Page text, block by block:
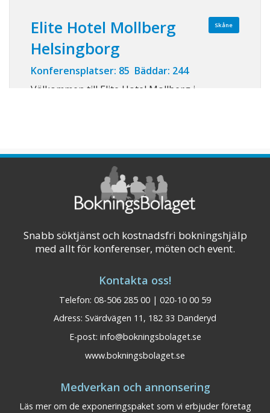
Skåne
Elite Hotel Mollberg
Helsingborg
Konferensplatser: 85 Bäddar: 244
Välkommen till Elite Hotel Mollberg i
värnar om Elite Hotel Mollbergs varma och
vänliga gästgifvartradition. Känn historien ...
Visa på karta
Snabb söktjänst och kostnadsfri bokningshjälp
med allt för konferenser, möten och event.
Kontakta oss!
Telefon: 08-506 285 00 | 020-10 00 59
Adress: Svärdvägen 11, 182 33 Danderyd
E-post: info@bokningsbolaget.se
www.bokningsbolaget.se
Medverkan och annonsering
Läs mer om de exponeringspaket som vi erbjuder företag